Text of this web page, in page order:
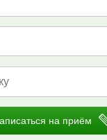
на приём